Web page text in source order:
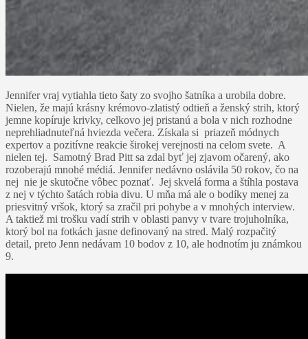
Jennifer vraj vytiahla tieto šaty zo svojho šatníka a urobila dobre.
Nielen, že majú krásny krémovo-zlatistý odtieň a ženský strih, ktorý
jemne kopíruje krivky, celkovo jej pristanú a bola v nich rozhodne
neprehliadnuteľná hviezda večera. Získala si priazeň módnych
expertov a pozitívne reakcie širokej verejnosti na celom svete. A
nielen tej. Samotný Brad Pitt sa zdal byť jej zjavom očarený, ako
rozoberajú mnohé médiá. Jennifer nedávno oslávila 50 rokov, čo na
nej nie je skutočne vôbec poznať. Jej skvelá forma a štíhla postava
z nej v týchto šatách robia divu. U mňa má ale o bodíky menej za
priesvitný vršok, ktorý sa zračil pri pohybe a v mnohých interview.
A taktiež mi trošku vadí strih v oblasti panvy v tvare trojuholníka,
ktorý bol na fotkách jasne definovaný na stred. Malý rozpačitý
detail, preto Jenn nedávam 10 bodov z 10, ale hodnotím ju známkou
9.